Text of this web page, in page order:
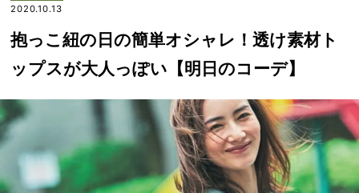
記憶
に一
生残
【極
上の
家族
を
アク
服】
20
発！
着心
地楽
2020.10.13
抱っこ紐の日の簡単オシャレ！透け素材ト
ップスが大人っぽい【明日のコーデ】